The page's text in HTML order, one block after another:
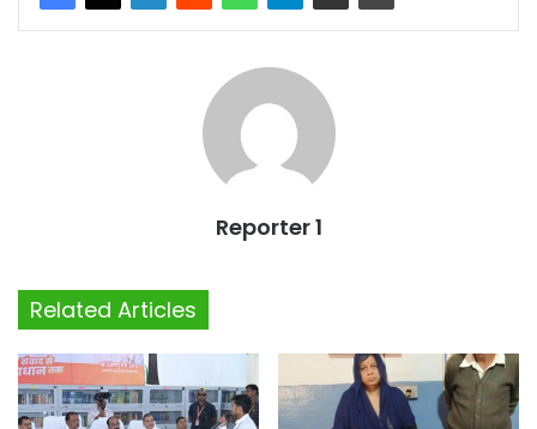
Reporter 1
Related Articles